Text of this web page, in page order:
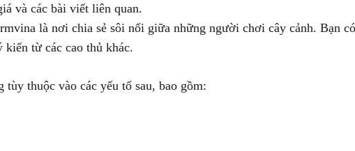
và các bài viết liên quan.
là nơi chia sẻ sôi nổi giữa những người chơi cây cảnh. Bạn
kiến từ các cao thủ khác.
tùy thuộc vào các yếu tố sau, bao gồm: